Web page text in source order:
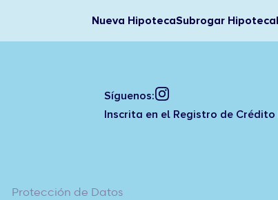
Nueva HipotecaSubrogar Hipoteca
Síguenos:
Inscrita en el Registro de Crédito
Protección de Datos